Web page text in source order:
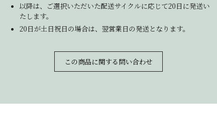
以降は、ご選択いただいた配送サイクルに応じて20日に発送い
たします。
20日が土日祝日の場合は、翌営業日の発送となります。
この商品に関する問い合わせ